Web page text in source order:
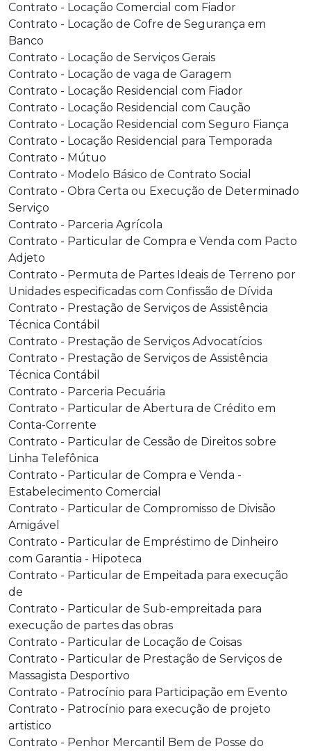
Contrato - Locação Comercial com Fiador
Contrato - Locação de Cofre de Segurança em
Banco
Contrato - Locação de Serviços Gerais
Contrato - Locação de vaga de Garagem
Contrato - Locação Residencial com Fiador
Contrato - Locação Residencial com Caução
Contrato - Locação Residencial com Seguro Fiança
Contrato - Locação Residencial para Temporada
Contrato - Mútuo
Contrato - Modelo Básico de Contrato Social
Contrato - Obra Certa ou Execução de Determinado
Serviço
Contrato - Parceria Agrícola
Contrato - Particular de Compra e Venda com Pacto
Adjeto
Contrato - Permuta de Partes Ideais de Terreno por
Unidades especificadas com Confissão de Dívida
Contrato - Prestação de Serviços de Assistência
Técnica Contábil
Contrato - Prestação de Serviços Advocatícios
Contrato - Prestação de Serviços de Assistência
Técnica Contábil
Contrato - Parceria Pecuária
Contrato - Particular de Abertura de Crédito em
Conta-Corrente
Contrato - Particular de Cessão de Direitos sobre
Linha Telefônica
Contrato - Particular de Compra e Venda -
Estabelecimento Comercial
Contrato - Particular de Compromisso de Divisão
Amigável
Contrato - Particular de Empréstimo de Dinheiro
com Garantia - Hipoteca
Contrato - Particular de Empeitada para execução
de
Contrato - Particular de Sub-empreitada para
execução de partes das obras
Contrato - Particular de Locação de Coisas
Contrato - Particular de Prestação de Serviços de
Massagista Desportivo
Contrato - Patrocínio para Participação em Evento
Contrato - Patrocínio para execução de projeto
artistico
Contrato - Penhor Mercantil Bem de Posse do